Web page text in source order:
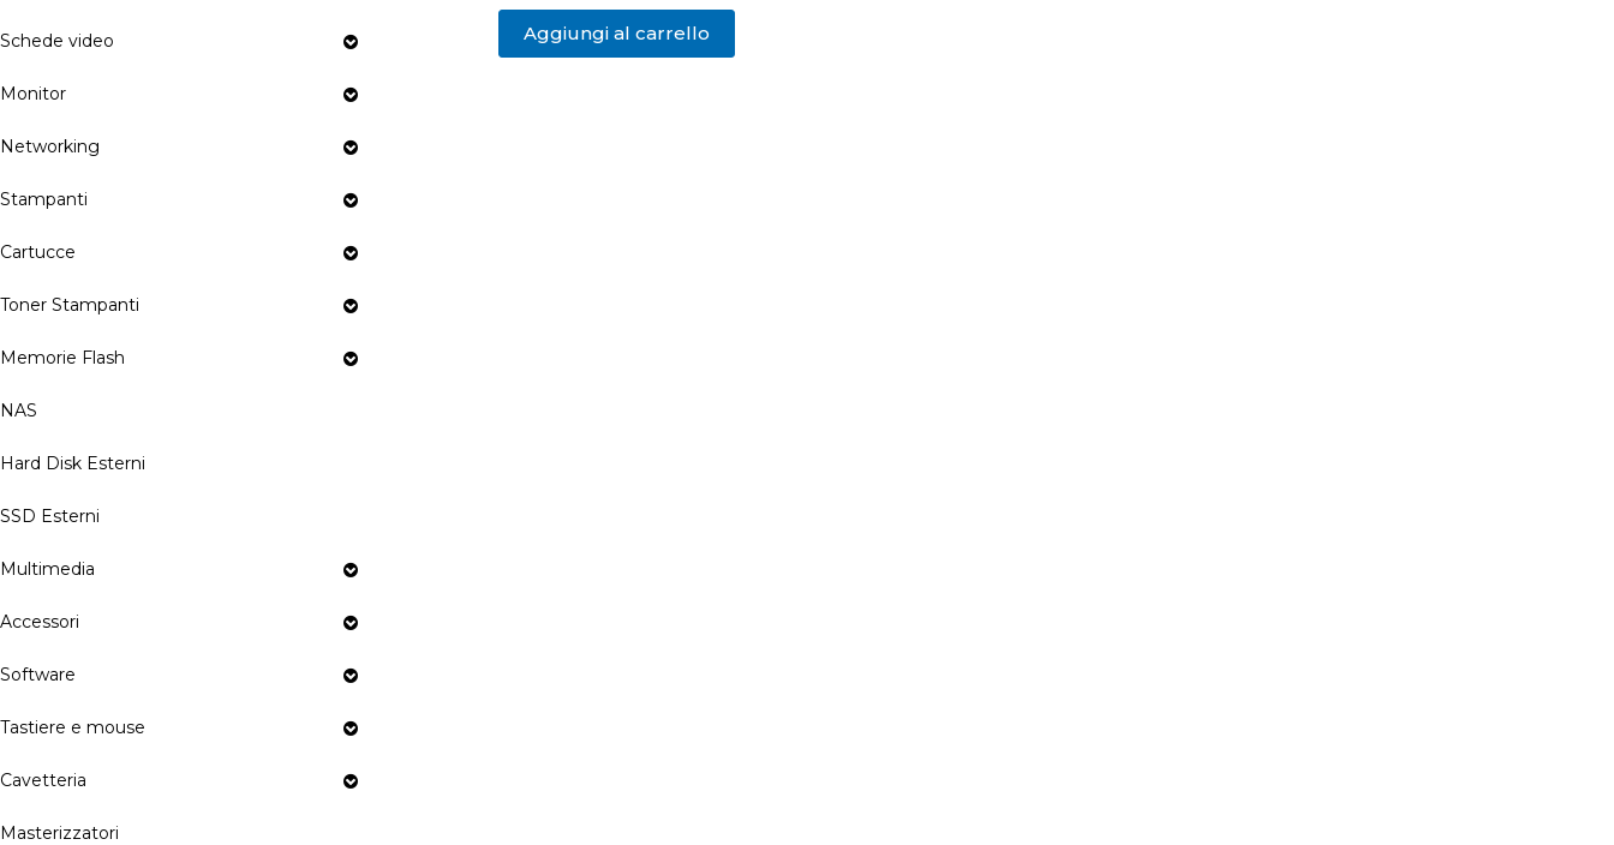
Aggiungi al carrello
Schede video
Monitor
Networking
Stampanti
Cartucce
Toner Stampanti
Memorie Flash
NAS
Hard Disk Esterni
SSD Esterni
Multimedia
Accessori
Software
Tastiere e mouse
Cavetteria
Masterizzatori